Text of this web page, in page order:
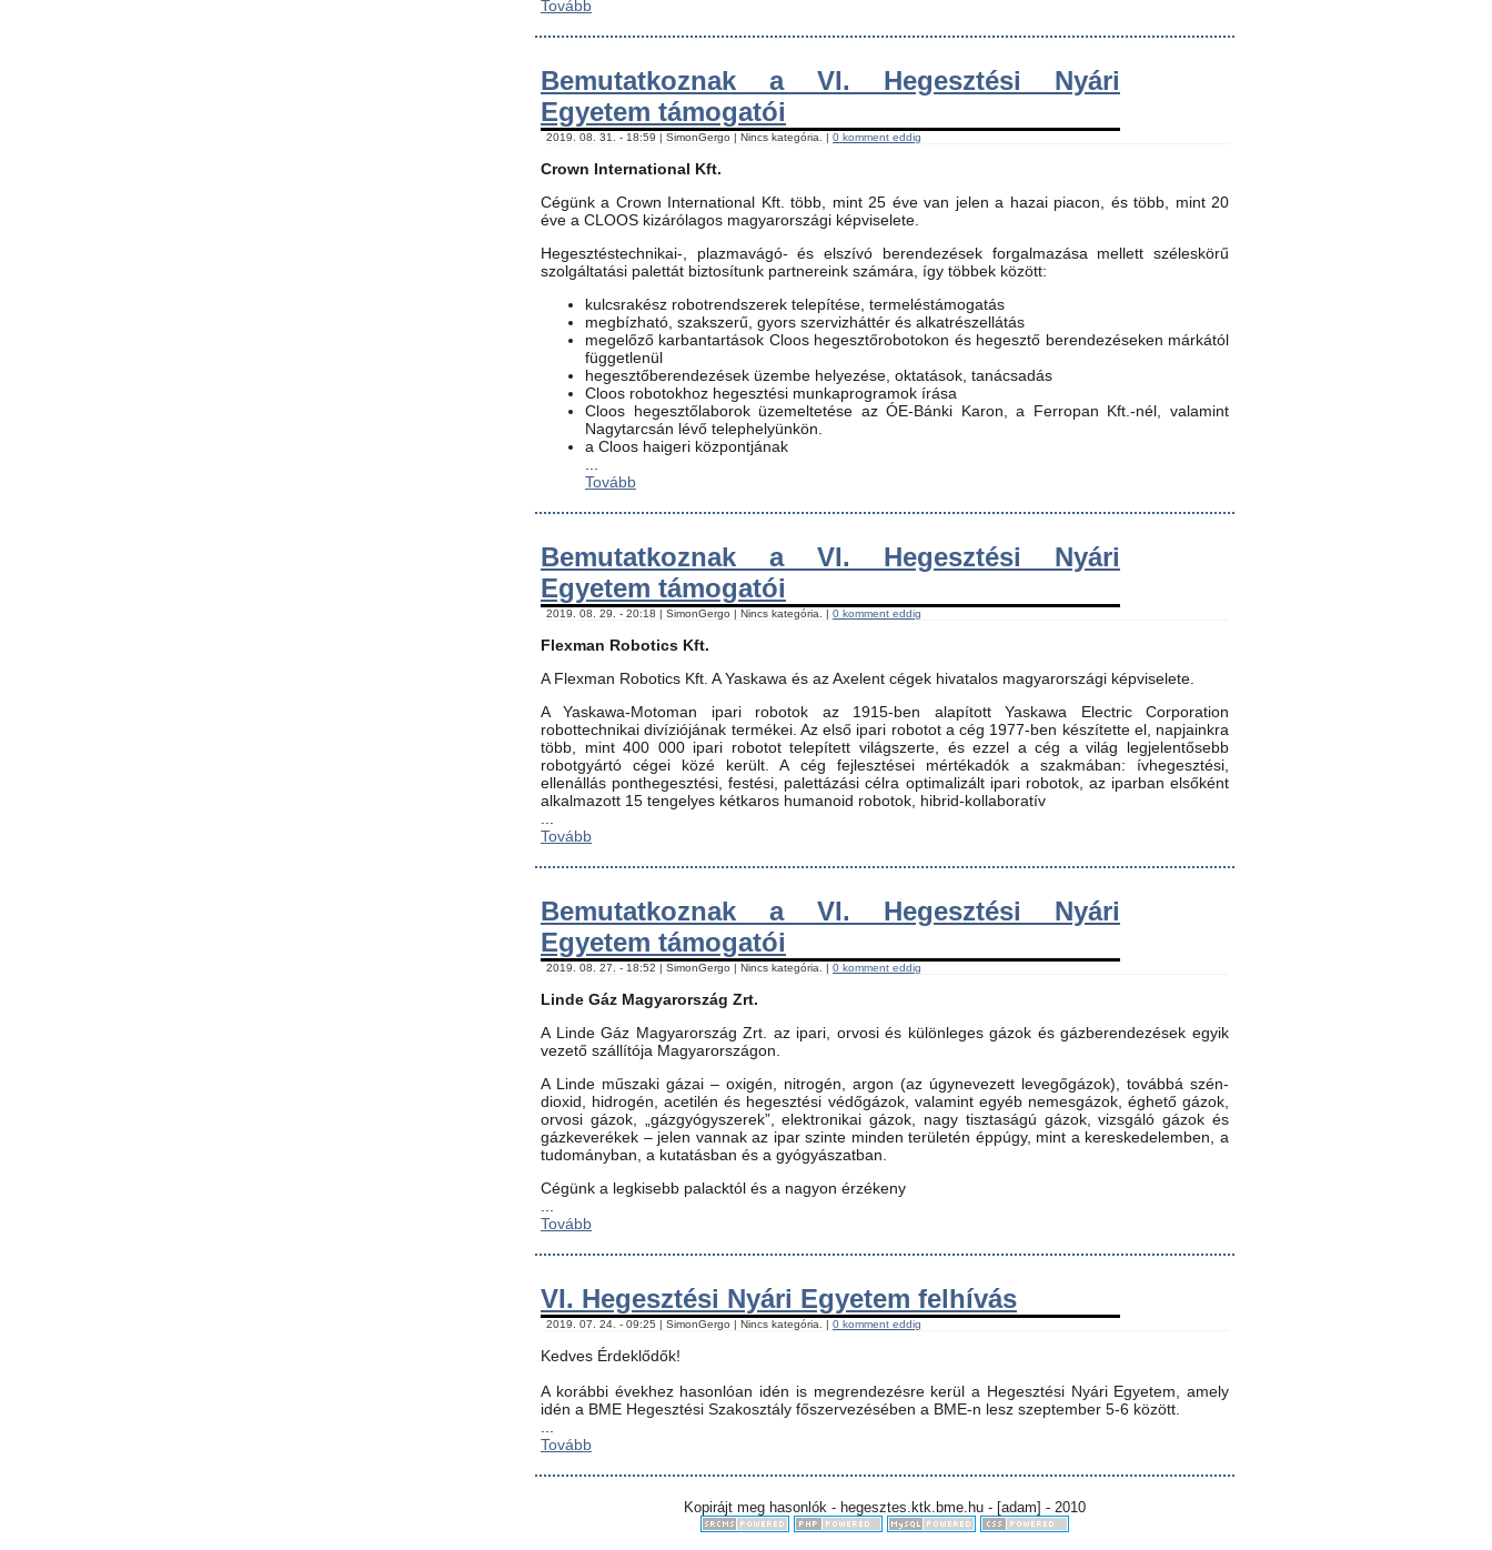
Tovább
Bemutatkoznak a VI. Hegesztési Nyári
Egyetem támogatói
2019. 08. 31. - 18:59 | SimonGergo | Nincs kategória. | 0 komment eddig
Crown International Kft.
Cégünk a Crown International Kft. több, mint 25 éve van jelen a hazai piacon, és több, mint 20
éve a CLOOS kizárólagos magyarországi képviselete.
Hegesztéstechnikai-, plazmavágó- és elszívó berendezések forgalmazása mellett széleskörű
szolgáltatási palettát biztosítunk partnereink számára, így többek között:
kulcsrakész robotrendszerek telepítése, termeléstámogatás
megbízható, szakszerű, gyors szervizháttér és alkatrészellátás
megelőző karbantartások Cloos hegesztőrobotokon és hegesztő berendezéseken márkától
függetlenül
hegesztőberendezések üzembe helyezése, oktatások, tanácsadás
Cloos robotokhoz hegesztési munkaprogramok írása
Cloos hegesztőlaborok üzemeltetése az ÓE-Bánki Karon, a Ferropan Kft.-nél, valamint
Nagytarcsán lévő telephelyünkön.
a Cloos haigeri központjának
Tovább
Bemutatkoznak a VI. Hegesztési Nyári
Egyetem támogatói
2019. 08. 29. - 20:18 | SimonGergo | Nincs kategória. | 0 komment eddig
Flexman Robotics Kft.
A Flexman Robotics Kft. A Yaskawa és az Axelent cégek hivatalos magyarországi képviselete.
A Yaskawa-Motoman ipari robotok az 1915-ben alapított Yaskawa Electric Corporation
robottechnikai divíziójának termékei. Az első ipari robotot a cég 1977-ben készítette el, napjainkra
több, mint 400 000 ipari robotot telepített világszerte, és ezzel a cég a világ legjelentősebb
robotgyártó cégei közé került. A cég fejlesztései mértékadók a szakmában: ívhegesztési,
ellenállás ponthegesztési, festési, palettázási célra optimalizált ipari robotok, az iparban elsőként
alkalmazott 15 tengelyes kétkaros humanoid robotok, hibrid-kollaboratív
Tovább
Bemutatkoznak a VI. Hegesztési Nyári
Egyetem támogatói
2019. 08. 27. - 18:52 | SimonGergo | Nincs kategória. | 0 komment eddig
Linde Gáz Magyarország Zrt.
A Linde Gáz Magyarország Zrt. az ipari, orvosi és különleges gázok és gázberendezések egyik
vezető szállítója Magyarországon.
A Linde műszaki gázai – oxigén, nitrogén, argon (az úgynevezett levegőgázok), továbbá szén-
dioxid, hidrogén, acetilén és hegesztési védőgázok, valamint egyéb nemesgázok, éghető gázok,
orvosi gázok, „gázgyógyszerek”, elektronikai gázok, nagy tisztaságú gázok, vizsgáló gázok és
gázkeverékek – jelen vannak az ipar szinte minden területén éppúgy, mint a kereskedelemben, a
tudományban, a kutatásban és a gyógyászatban.
Cégünk a legkisebb palacktól és a nagyon érzékeny
Tovább
VI. Hegesztési Nyári Egyetem felhívás
2019. 07. 24. - 09:25 | SimonGergo | Nincs kategória. | 0 komment eddig
Kedves Érdeklődők!
A korábbi évekhez hasonlóan idén is megrendezésre kerül a Hegesztési Nyári Egyetem, amely
idén a BME Hegesztési Szakosztály főszervezésében a BME-n lesz szeptember 5-6 között.
Tovább
Kopirájt meg hasonlók - hegesztes.ktk.bme.hu - [adam] - 2010